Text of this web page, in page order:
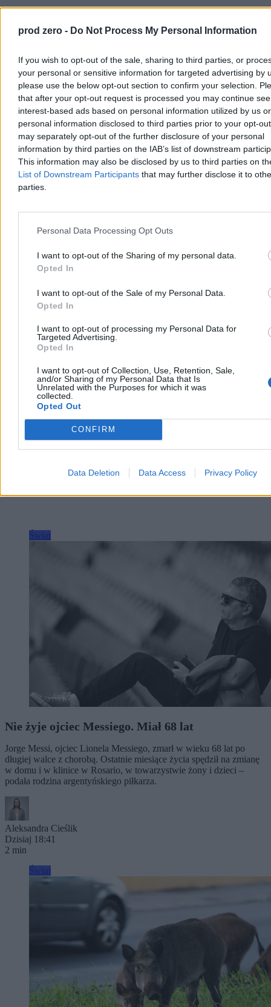
prod zero - Do Not Process My Personal Information
If you wish to opt-out of the sale, sharing to third parties, or
your personal or sensitive information for targeted advertising by
please use the below opt-out section to confirm your selection.
that after your opt-out request is processed you may continue
interest-based ads based on personal information utilized by us or
personal information disclosed to third parties prior to your opt-
may separately opt-out of the further disclosure of your personal
information by third parties on the IAB’s list of downstream
This information may also be disclosed by us to third parties on
List of Downstream Participants that may further disclose it to
parties.
Personal Data Processing Opt Outs
I want to opt-out of the Sharing of my personal data.
Opted In
I want to opt-out of the Sale of my Personal Data.
Opted In
I want to opt-out of processing my Personal Data for
Targeted Advertising.
Opted In
I want to opt-out of Collection, Use, Retention, Sale,
and/or Sharing of my Personal Data that Is
Unrelated with the Purposes for which it was
collected.
Opted Out
CONFIRM
Data Deletion Data Access Privacy Policy
się na dziewiątym miejscu – wynika z rankingu francuskiego
magazynu „L'Express”. Zestawienie powstało na podstawie ocen 60
ekspertów z 25 krajów. W czołówce znalazły się także Francja,
Aleksandra Cieślik
Dzisiaj 20:34
Reklama
Nie żyje ojciec Messiego. Miał 68 lat
Jorge Messi, ojciec Lionela Messiego, zmarł w wieku 68 lat po
długiej walce z chorobą. Ostatnie miesiące życia spędził na zmianę
w domu i w klinice w Rosario, w towarzystwie żony i dzieci –
podała rodzina argentyńskiego piłkarza.
Aleksandra Cieślik
Dzisiaj 18:41
2 min